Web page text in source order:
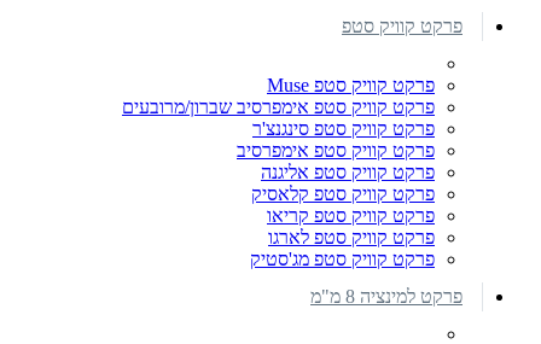
פרקט קוויק סטפ
פרקט קוויק סטפ Muse
פרקט קוויק סטפ אימפרסיב שברון/מרובעים
פרקט קוויק סטפ סינגנצ'ר
פרקט קוויק סטפ אימפרסיב
פרקט קוויק סטפ אליגנה
פרקט קוויק סטפ קלאסיק
פרקט קוויק סטפ קריאו
פרקט קוויק סטפ לארגו
פרקט קוויק סטפ מג'סטיק
פרקט למינציה 8 מ"מ